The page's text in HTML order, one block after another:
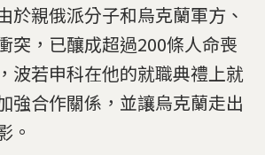
於親俄派分子和烏克蘭軍方、
突，已釀成超過200條人命喪
波若申科在他的就職典禮上就
強合作關係，並讓烏克蘭走出
。